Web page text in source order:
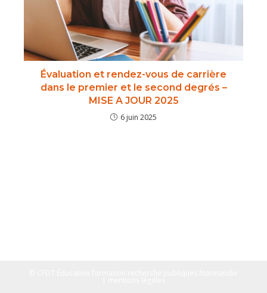
Évaluation et rendez-vous de carrière
dans le premier et le second degrés –
MISE A JOUR 2025
6 juin 2025